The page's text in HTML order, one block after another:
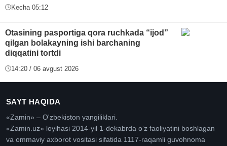
Kecha 05:12
Otasining pasportiga qora ruchkada “ijod”
qilgan bolakayning ishi barchaning
diqqatini tortdi
14:20 / 06 avgust 2026
SAYT HAQIDA
«Zamin» – O'zbekiston yangiliklari.
«Zamin.uz» loyihasi 2014-yil 1-dekabrda oʻz faoliyatini boshlagan
va ommaviy axborot vositasi sifatida 1117-raqamli guvohnoma